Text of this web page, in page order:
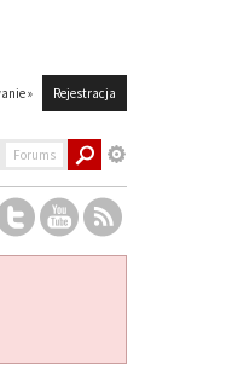
» Rejestracja
Forums